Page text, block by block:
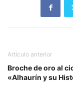
Artículo anterior
Broche de oro al
«Alhaurín y su